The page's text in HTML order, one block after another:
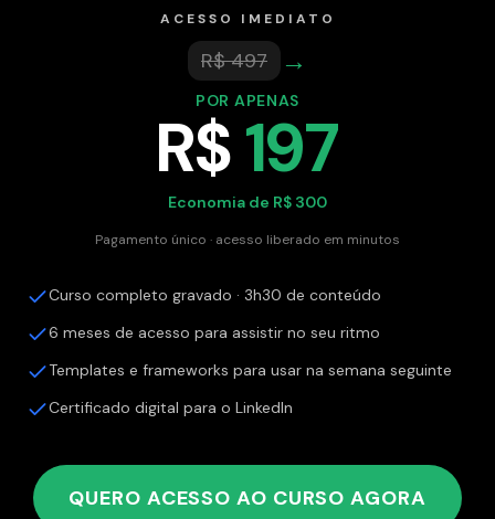
ACESSO IMEDIATO
R$ 497 →
POR APENAS
R$197
Economia de R$ 300
Pagamento único · acesso liberado em minutos
Curso completo gravado · 3h30 de conteúdo
6 meses de acesso para assistir no seu ritmo
Templates e frameworks para usar na semana seguinte
Certificado digital para o LinkedIn
QUERO ACESSO AO CURSO AGORA